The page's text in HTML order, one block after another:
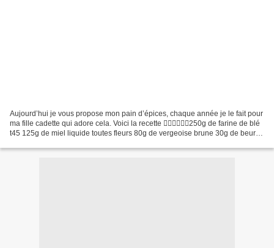
Aujourd’hui je vous propose mon pain d’épices, chaque année je le fait pour
ma fille cadette qui adore cela. Voici la recette 👉🏻👉🏻👉🏻250g de farine de blé
t45 125g de miel liquide toutes fleurs 80g de vergeoise brune 30g de beurre